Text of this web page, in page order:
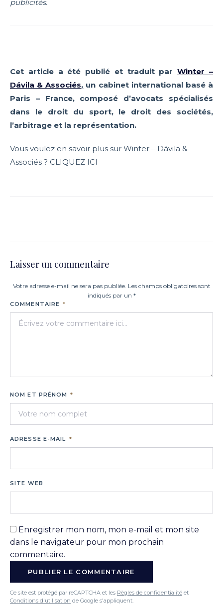
publicités.
Cet article a été publié et traduit parWinter –
Dávila & Associés, un cabinet international basé à
Paris – France, composé d’avocats spécialisés
dans le droit du sport, le droit des sociétés,
l’arbitrage et la représentation.
Vous voulez en savoir plus sur Winter – Dávila &
Associés ? CLIQUEZ ICI
Laisser un commentaire
Votre adresse e-mail ne sera pas publiée. Les champs obligatoires sont
indiqués par un *
COMMENTAIRE *
NOM ET PRÉNOM *
ADRESSE E-MAIL *
SITE WEB
Enregistrer mon nom, mon e-mail et mon site
dans le navigateur pour mon prochain
commentaire.
Ce site est protégé par reCAPTCHA et les Règles de confidentialité et
Conditions d'utilisation de Google s'appliquent.